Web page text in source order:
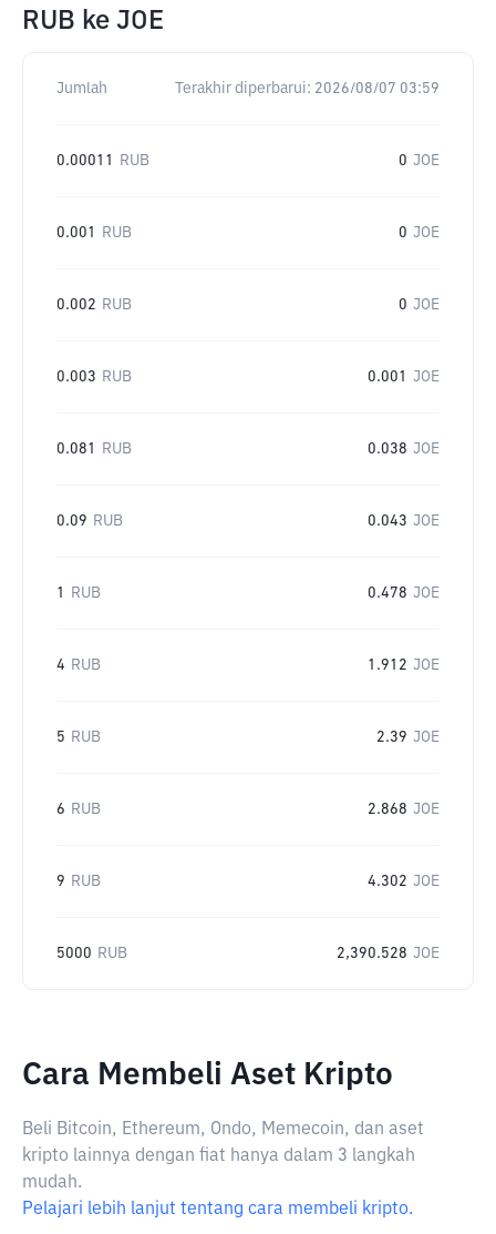
RUB ke JOE
Jumlah Terakhir diperbarui: 2026/08/07 03:59
0.00011 RUB 0 JOE
0.001 RUB 0 JOE
0.002 RUB 0 JOE
0.003 RUB 0.001 JOE
0.081 RUB 0.038 JOE
0.09 RUB 0.043 JOE
1 RUB 0.478 JOE
4 RUB 1.912 JOE
5 RUB 2.39 JOE
6 RUB 2.868 JOE
9 RUB 4.302 JOE
5000 RUB 2,390.528 JOE
Cara Membeli Aset Kripto
Beli Bitcoin, Ethereum, Ondo, Memecoin, dan aset
kripto lainnya dengan fiat hanya dalam 3 langkah
mudah.
Pelajari lebih lanjut tentang cara membeli kripto.